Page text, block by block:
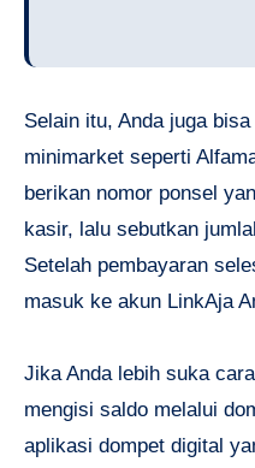
Selain itu, Anda juga
minimarket seperti
berikan nomor ponsel
kasir, lalu sebutkan
Setelah pembayaran
masuk ke akun LinkAja
Jika Anda lebih suka
mengisi saldo melalui
aplikasi dompet digital